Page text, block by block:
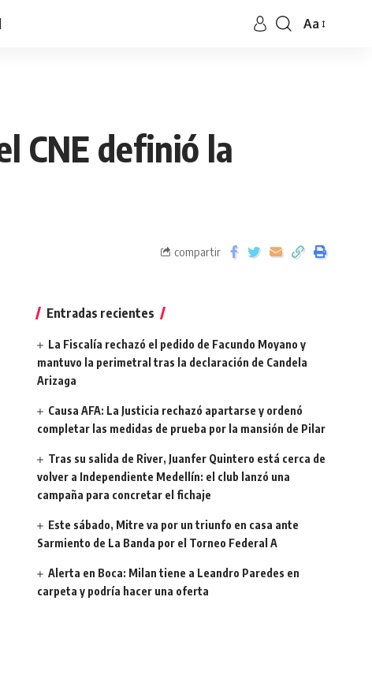
Aa
CNE definió la
compartir
Entradas recientes
La Fiscalía rechazó el pedido de Facundo Moyano y
mantuvo la perimetral tras la declaración de Candela
Arizaga
Causa AFA: La Justicia rechazó apartarse y ordenó
completar las medidas de prueba por la mansión de Pilar
Tras su salida de River, Juanfer Quintero está cerca de
volver a Independiente Medellín: el club lanzó una
campaña para concretar el fichaje
Este sábado, Mitre va por un triunfo en casa ante
Sarmiento de La Banda por el Torneo Federal A
Alerta en Boca: Milan tiene a Leandro Paredes en
carpeta y podría hacer una oferta